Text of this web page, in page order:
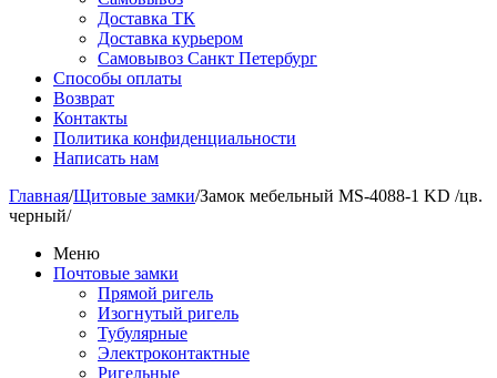
Доставка ТК
Доставка курьером
Самовывоз Санкт Петербург
Способы оплаты
Возврат
Контакты
Политика конфиденциальности
Написать нам
Главная/Щитовые замки/Замок мебельный MS-4088-1 KD /цв.
черный/
Меню
Почтовые замки
Прямой ригель
Изогнутый ригель
Тубулярные
Электроконтактные
Ригельные